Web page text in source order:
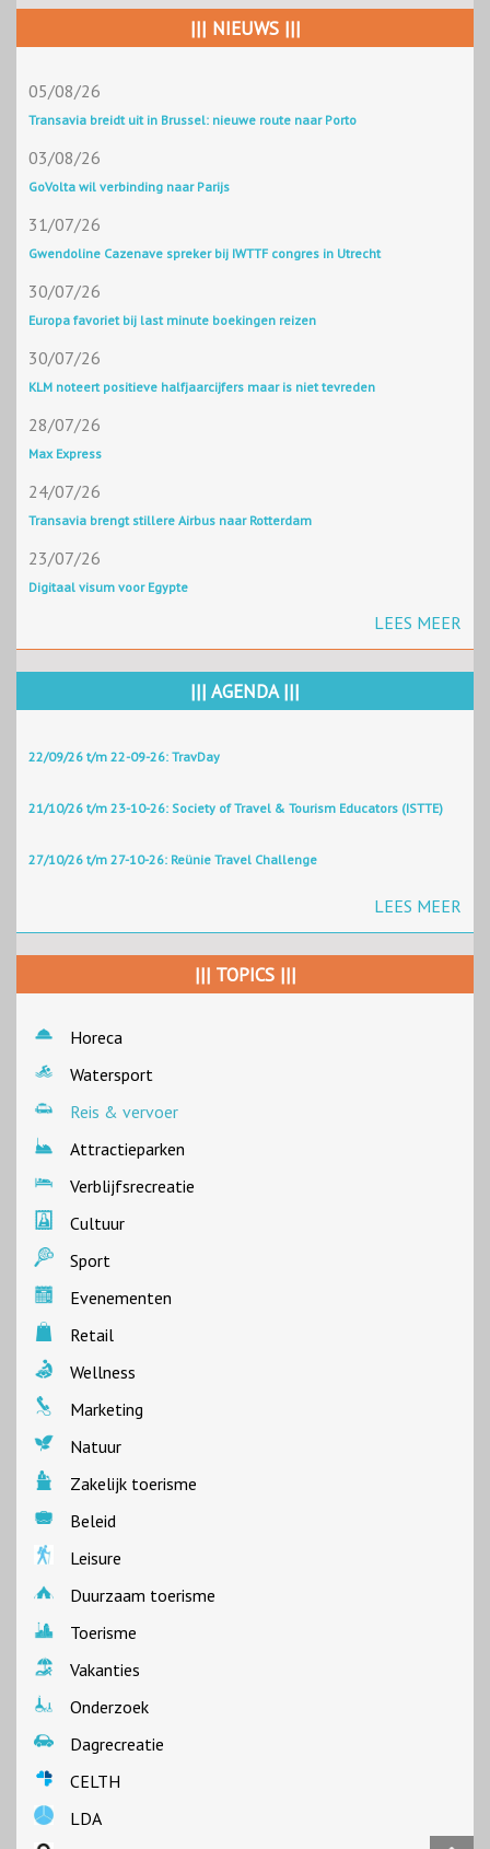
||| NIEUWS |||
05/08/26
Transavia breidt uit in Brussel: nieuwe route naar Porto
03/08/26
GoVolta wil verbinding naar Parijs
31/07/26
Gwendoline Cazenave spreker bij IWTTF congres in Utrecht
30/07/26
Europa favoriet bij last minute boekingen reizen
30/07/26
KLM noteert positieve halfjaarcijfers maar is niet tevreden
28/07/26
Max Express
24/07/26
Transavia brengt stillere Airbus naar Rotterdam
23/07/26
Digitaal visum voor Egypte
LEES MEER
||| AGENDA |||
22/09/26 t/m 22-09-26: TravDay
21/10/26 t/m 23-10-26: Society of Travel & Tourism Educators (ISTTE)
27/10/26 t/m 27-10-26: Reünie Travel Challenge
LEES MEER
||| TOPICS |||
Horeca
Watersport
Reis & vervoer
Attractieparken
Verblijfsrecreatie
Cultuur
Sport
Evenementen
Retail
Wellness
Marketing
Natuur
Zakelijk toerisme
Beleid
Leisure
Duurzaam toerisme
Toerisme
Vakanties
Onderzoek
Dagrecreatie
CELTH
LDA